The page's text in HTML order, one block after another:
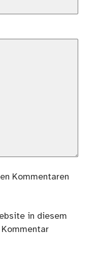
Kommentaren
in diesem